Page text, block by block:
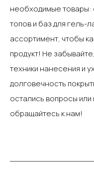
необходимые товары:
топов и баз для гель-
ассортимент, чтобы
продукт!‍ Не
техники нанесения и
долговечность
остались вопросы
обращайтесь к нам!